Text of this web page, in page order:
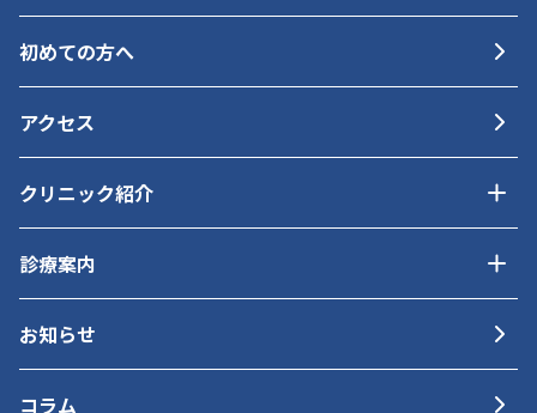
初めての方へ
アクセス
クリニック紹介
診療案内
お知らせ
コラム